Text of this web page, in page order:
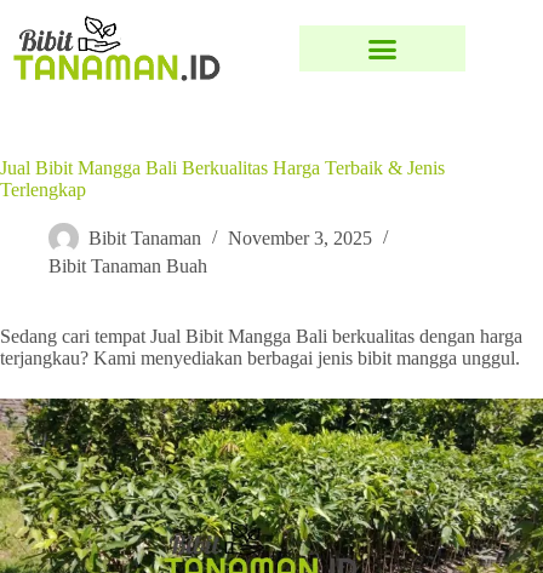
Jual Bibit Mangga Bali Berkualitas Harga Terbaik & Jenis
Terlengkap
Bibit Tanaman
November 3, 2025
Bibit Tanaman Buah
Sedang cari tempat Jual Bibit Mangga Bali berkualitas dengan harga
terjangkau? Kami menyediakan berbagai jenis bibit mangga unggul.